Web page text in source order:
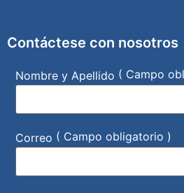
Contáctese con nosotros
Nombre y Apellido ( Campo
Correo ( Campo obligatorio )